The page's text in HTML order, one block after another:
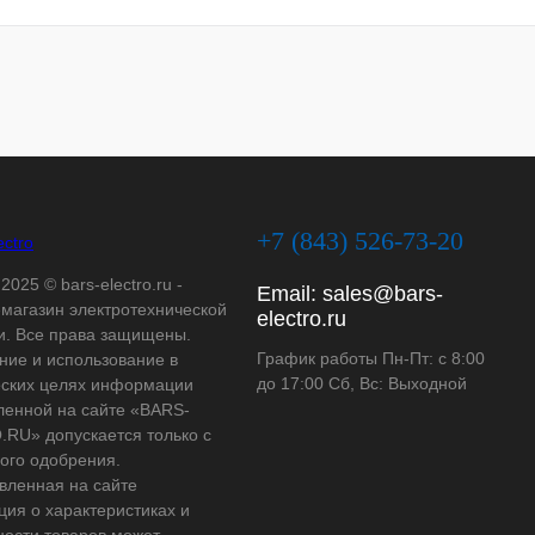
© bars-electro.ru -
электротехнической
Все права защищены.
и использование в
целях информации
на сайте «BARS-
допускается только с
одобрения.
на сайте
о характеристиках и
+7 (843) 526-73-20
Email: sales@bars-
electro.ru
График работы Пн-Пт: с 8:00
до 17:00 Сб, Вс: Выходной